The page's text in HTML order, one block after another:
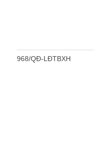
968/QĐ-LĐTBXH